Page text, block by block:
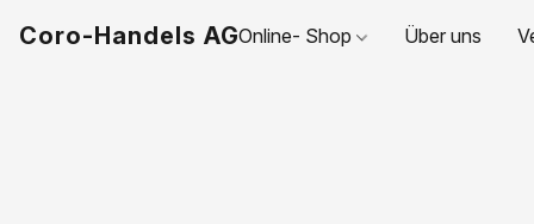
Coro-Handels AGOnline- Shop Über uns